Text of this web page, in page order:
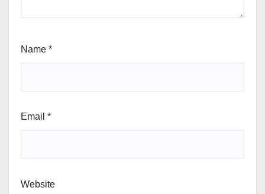
Name *
Email *
Website